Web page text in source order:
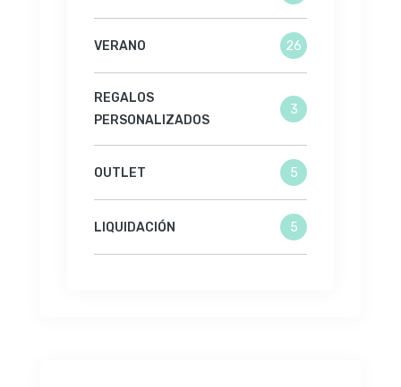
VERANO 26
REGALOS
PERSONALIZADOS
3
OUTLET 5
LIQUIDACIÓN 5